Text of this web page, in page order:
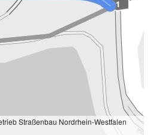
Straßenbau Nordrhein-Westfalen